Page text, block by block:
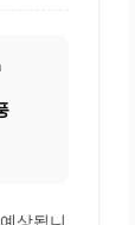
상됩니